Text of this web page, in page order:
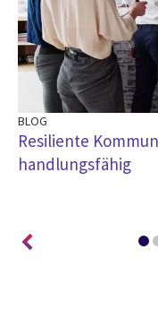
BLOG
Resiliente
handlungsfähig